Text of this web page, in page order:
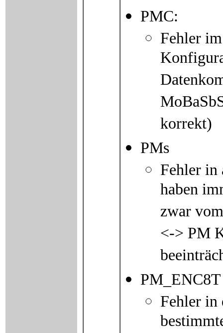
PMC:
Fehler
korrekt)
PMs
Fehler in
haben
zwar
<-> PM
Fehler in